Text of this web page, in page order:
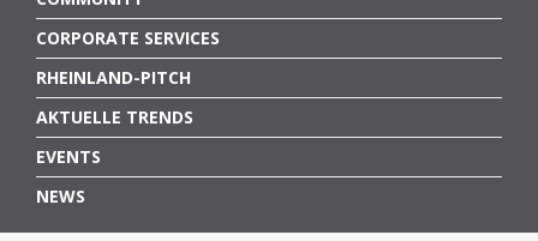
CORPORATE SERVICES
RHEINLAND-PITCH
AKTUELLE TRENDS
EVENTS
NEWS